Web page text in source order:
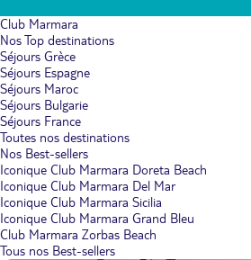
Club Marmara
Nos Top destinations
Séjours Grèce
Séjours Espagne
Séjours Maroc
Séjours Bulgarie
Séjours France
Toutes nos destinations
Nos Best-sellers
Iconique Club Marmara Doreta Beach
Iconique Club Marmara Del Mar
Iconique Club Marmara Sicilia
Iconique Club Marmara Grand Bleu
Club Marmara Zorbas Beach
Tous nos Best-sellers